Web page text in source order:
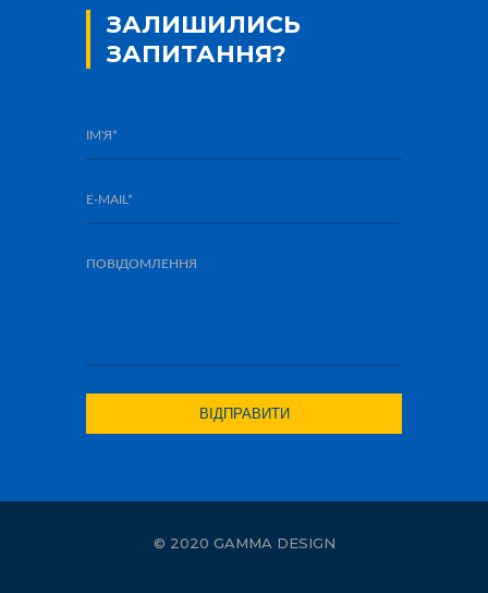
ЗАЛИШИЛИСЬ
ЗАПИТАННЯ?
© 2020 GAMMA DESIGN